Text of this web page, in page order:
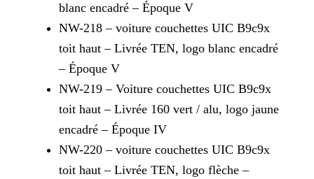
blanc encadré – Époque V
NW-218 – voiture couchettes UIC B9c9x
toit haut – Livrée TEN, logo blanc encadré
– Époque V
NW-219 – Voiture couchettes UIC B9c9x
toit haut – Livrée 160 vert / alu, logo jaune
encadré – Époque IV
NW-220 – voiture couchettes UIC B9c9x
toit haut – Livrée TEN, logo flèche –